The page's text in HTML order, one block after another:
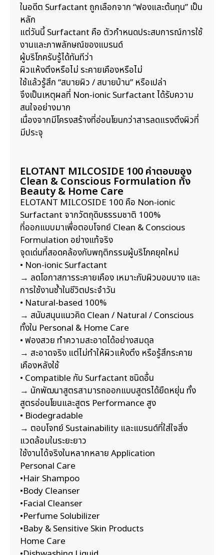
ในอดีต Surfactant ถูกเลือกจาก “ฟองและต้นทุน” เป็น
หลัก
แต่วันนี้ Surfactant คือ ตัวกำหนดประสบการณ์การใช้
งานและภาพลักษณ์ของแบรนด์
ผู้บริโภครับรู้ได้ทันทีว่า
ผิวแห้งตึงหรือไม่ ระคายเคืองหรือไม่
ใช้แล้วรู้สึก “สบายผิว / สบายบ้าน” หรือเปล่า
จึงเป็นเหตุผลที่ Non-ionic Surfactant ได้รับความ
สนใจอย่างมาก
เนื่องจากมีโครงสร้างที่อ่อนโยนกว่าสารลดแรงตึงผิวที่
มีประจุ
ELOTANT MILCOSIDE 100 คำตอบของ
Clean & Conscious Formulation ทั้ง
Beauty & Home Care
ELOTANT MILCOSIDE 100 คือ Non-ionic
Surfactant จากวัตถุดิบธรรมชาติ 100%
ที่ออกแบบมาเพื่อตอบโจทย์ Clean & Conscious
Formulation อย่างแท้จริง
จุดเด่นที่สอดคล้องกับพฤติกรรมผู้บริโภคยุคใหม่
• Non-ionic Surfactant
→ ลดโอกาสการระคายเคือง เหมาะกับผิวบอบบาง และ
การใช้งานซ้ำในชีวิตประจำวัน
• Natural-based 100%
→ สนับสนุนแนวคิด Clean / Natural / Conscious
ทั้งใน Personal & Home Care
• ฟองสวย ทำความสะอาดได้อย่างสมดุล
→ สะอาดจริง แต่ไม่ทำให้ผิวแห้งตึง หรือรู้สึกระคาย
เคืองหลังใช้
• Compatible กับ Surfactant ชนิดอื่น
→ นักพัฒนาสูตรสามารถออกแบบสูตรได้ยืดหยุ่น ทั้ง
สูตรอ่อนโยนและสูตร Performance สูง
• Biodegradable
→ ตอบโจทย์ Sustainability และแบรนด์ที่ใส่ใจสิ่ง
แวดล้อมในระยะยาว
ใช้งานได้จริงในหลากหลาย Application
Personal Care
•Hair Shampoo
•Body Cleanser
•Facial Cleanser
•Perfume Solubilizer
•Baby & Sensitive Skin Products
Home Care